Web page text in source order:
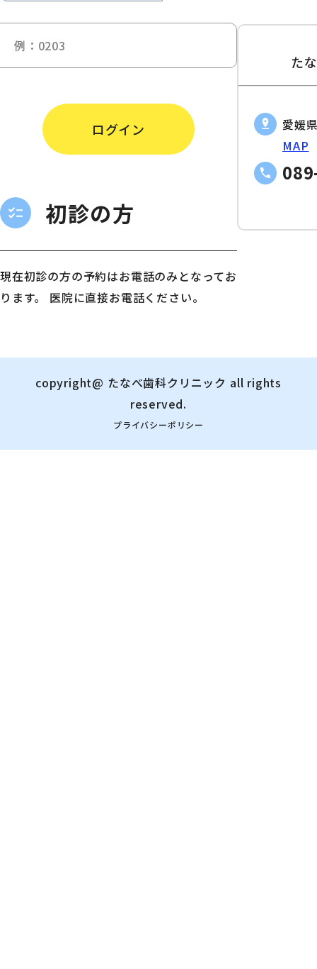
ログイン
初診の方
現在初診の方の予約はお電話のみとなってお
ります。 医院に直接お電話ください。
た
愛媛
MAP
copyright@ たなべ歯科クリニック all rights
reserved.
プライバシーポリシー